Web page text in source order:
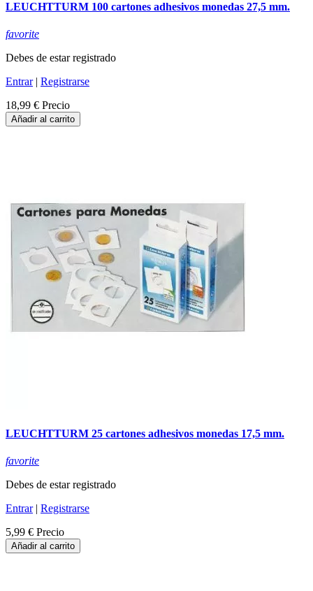
LEUCHTTURM 100 cartones adhesivos monedas 27,5 mm.
favorite
Debes de estar registrado
Entrar| Registrarse
18,99 € Precio
Añadir al carrito
LEUCHTTURM 25 cartones adhesivos monedas 17,5 mm.
favorite
Debes de estar registrado
Entrar| Registrarse
5,99 € Precio
Añadir al carrito